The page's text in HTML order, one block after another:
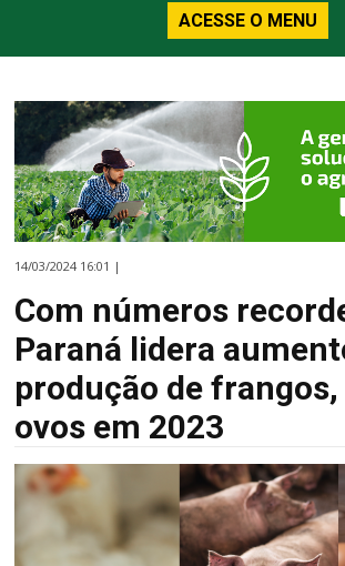
ACESSE O MENU
14/03/2024 16:01 |
Com números
Paraná lidera
produção de
ovos em 2023